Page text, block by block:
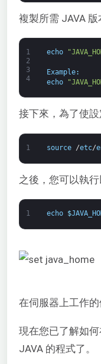
複製所需 JAVA
1
2
3
4
echo
Example:
echo
接下來，為了使
1 source /etc/
之後，您可以執
1 echo $
在伺服器上工作
現在您已了解如
JAVA 的程式了。